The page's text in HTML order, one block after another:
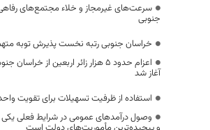
سرعت‌های غیرمجاز و خلاء مجتمع‌های
جنوبی
خراسان جنوبی رتبه نخست پذیرش توبه
اعزام حدود 5 هزار زائر اربعین از
آغاز شد
استفاده از ظرفیت تسهیلات برای تقویت
وصول درآمدهای عمومی در شرایط فعلی